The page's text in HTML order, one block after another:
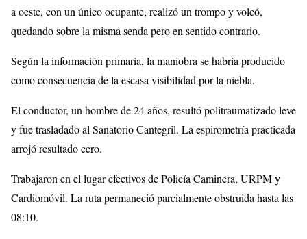
a oeste, con un único ocupante, realizó un trompo y volcó,
quedando sobre la misma senda pero en sentido contrario.
Según la información primaria, la maniobra se habría producido
como consecuencia de la escasa visibilidad por la niebla.
El conductor, un hombre de 24 años, resultó politraumatizado leve
y fue trasladado al Sanatorio Cantegril. La espirometría practicada
arrojó resultado cero.
Trabajaron en el lugar efectivos de Policía Caminera, URPM y
Cardiomóvil. La ruta permaneció parcialmente obstruida hasta las
08:10.